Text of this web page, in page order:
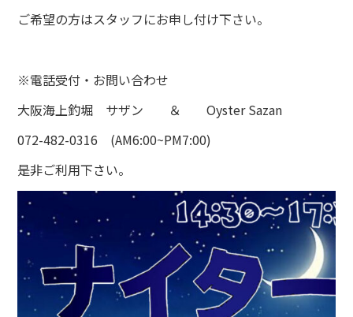
ご希望の方はスタッフにお申し付け下さい。
※電話受付・お問い合わせ
大阪海上釣堀 サザン ＆ Oyster Sazan
072-482-0316 (AM6:00~PM7:00)
是非ご利用下さい。